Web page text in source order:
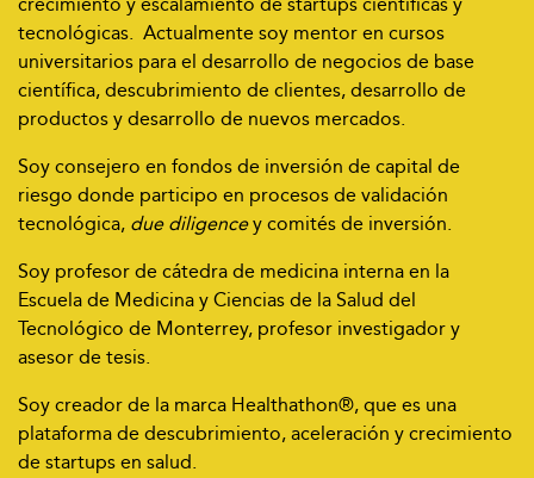
tecnológicas. Actualmente soy mentor en cursos
universitarios para el desarrollo de negocios de base
científica, descubrimiento de clientes, desarrollo de
productos y desarrollo de nuevos mercados.
Soy consejero en fondos de inversión de capital de
riesgo donde participo en procesos de validación
tecnológica, due diligencey comités de inversión.
Soy profesor de cátedra de medicina interna en la
Escuela de Medicina y Ciencias de la Salud del
Tecnológico de Monterrey, profesor investigador y
asesor de tesis.
Soy creador de la marca Healthathon®, que es una
plataforma de descubrimiento, aceleración y crecimiento
de startups en salud.